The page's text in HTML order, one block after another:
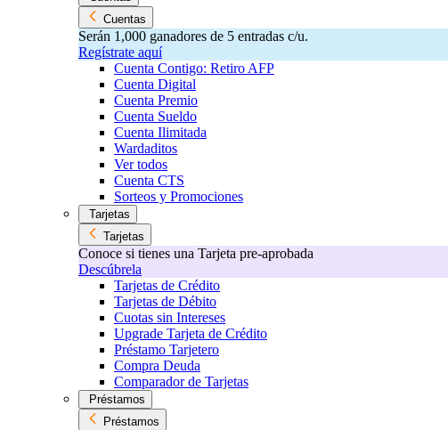
Cuentas
Serán 1,000 ganadores de 5 entradas c/u.
Regístrate aquí
Cuenta Contigo: Retiro AFP
Cuenta Digital
Cuenta Premio
Cuenta Sueldo
Cuenta Ilimitada
Wardaditos
Ver todos
Cuenta CTS
Sorteos y Promociones
Tarjetas
Tarjetas
Conoce si tienes una Tarjeta pre-aprobada
Descúbrela
Tarjetas de Crédito
Tarjetas de Débito
Cuotas sin Intereses
Upgrade Tarjeta de Crédito
Préstamo Tarjetero
Compra Deuda
Comparador de Tarjetas
Préstamos
Préstamos